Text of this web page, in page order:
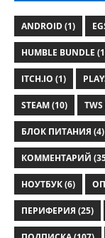
ANDROID (1)
HUMBLE BUNDLE
ITCH.IO (1)
STEAM (10)
БЛОК ПИТАНИЯ (4)
КОММЕНТАРИЙ
НОУТБУК (6)
ПЕРИФЕРИЯ (25)